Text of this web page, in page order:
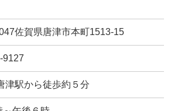
佐賀県唐津市本町1513-15
9127
津駅から徒歩約５分